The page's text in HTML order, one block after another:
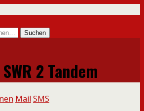
2 Tandem
Mail SMS